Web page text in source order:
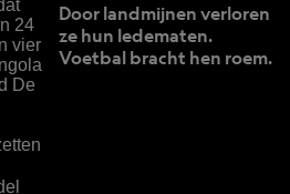
Door landmijnen verloren
ze hun ledematen.
Voetbal bracht hen roem.